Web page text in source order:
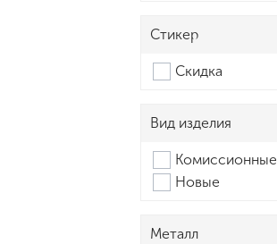
Стикер
Скидка
Вид изделия
Комиссионные
Новые
Металл